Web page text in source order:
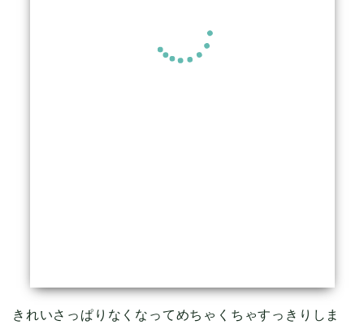
きれいさっぱりなくなってめちゃくちゃすっきりしま